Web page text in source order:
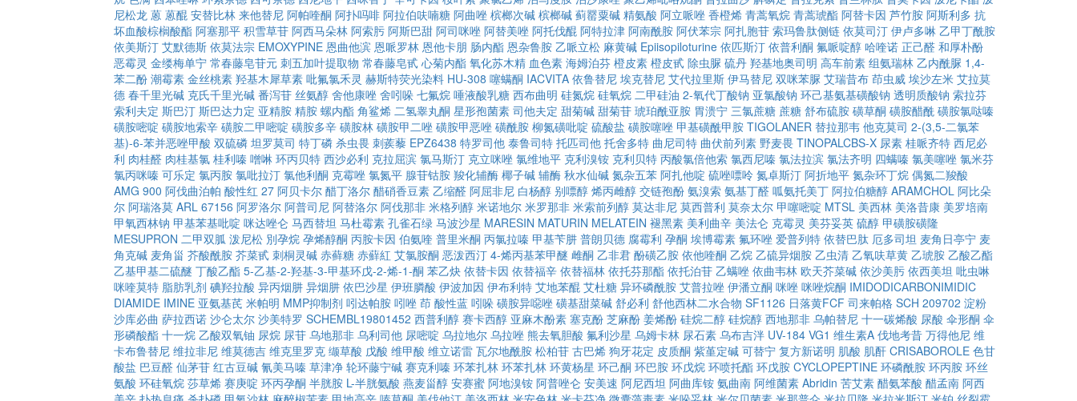
尼松龙 蒽 蒽醌 安替比林 来他替尼 阿帕喹酮 阿扑吗啡 阿拉伯呋喃糖 阿曲唑 槟榔次碱 槟榔碱 蓟罂粟碱 精氨酸 阿立哌唑 香橙烯 青蒿氧烷 青蒿琥酯 阿替卡因 芦竹胺 阿斯利多 抗
坏血酸棕榈酸酯 阿塞那平 积雪草苷 阿西马朵林 阿索肟 阿斯巴甜 阿司咪唑 阿替美唑 阿托伐醌 阿特拉津 阿南酰胺 阿伏苯宗 阿扎胞苷 索玛鲁肽侧链 依莫司汀 伊卢多啉 乙甲丁酰胺
依美斯汀 艾默德斯 依莫法宗 EMOXYPINE 恩曲他滨 恩哌罗林 恩他卡朋 肠内酯 恩杂鲁胺 乙哌立松 麻黄碱 Epiisopiloturine 依匹斯汀 依普利酮 氟哌啶醇 哈喹诺 正己醛 和厚朴酚
恶霉灵 金缕梅单宁 常春藤皂苷元 刺五加叶提取物 常春藤皂甙 心菊内酯 氧化苏木精 血色素 海姆泊芬 橙皮素 橙皮甙 除虫脲 硫丹 羟基地奥司明 高车前素 组氨瑞林 乙内酰脲 1,4-
苯二酚 潮霉素 金丝桃素 羟基木犀草素 吡氟氯禾灵 赫斯特荧光染料 HU-308 噻螨酮 IACVITA 依鲁替尼 埃克替尼 艾代拉里斯 伊马替尼 双咪苯脲 艾瑞昔布 茚虫威 埃沙左米 艾拉莫
德 春千里光碱 克氏千里光碱 番泻苷 丝氨醇 舍他康唑 舍吲哚 七氟烷 唾液酸乳糖 西布曲明 硅氮烷 硅氧烷 二甲硅油 2-氧代丁酸钠 亚氯酸钠 环己基氨基磺酸钠 透明质酸钠 索拉芬
索利夫定 斯巴汀 斯巴达力定 亚精胺 精胺 螺内酯 角鲨烯 二氢睾丸酮 星形孢菌素 司他夫定 甜菊碱 甜菊苷 琥珀酰亚胺 胃溃宁 三氯蔗糖 蔗糖 舒布硫胺 磺草酮 磺胺醋酰 磺胺氯哒嗪
磺胺嘧啶 磺胺地索辛 磺胺二甲嘧啶 磺胺多辛 磺胺林 磺胺甲二唑 磺胺甲恶唑 磺酰胺 柳氮磺吡啶 硫酸盐 磺胺噻唑 甲基磺酰甲胺 TIGOLANER 替拉那韦 他克莫司 2-(3,5-二氯苯
基)-6-苯并恶唑甲酸 双硫磷 坦罗莫司 特丁磷 杀虫畏 刺蒺藜 EPZ6438 特罗司他 泰鲁司特 托匹司他 托舍多特 曲尼司特 曲伏前列素 野麦畏 TINOPALCBS-X 尿素 桂哌齐特 西尼必
利 肉桂醛 肉桂基氯 桂利嗪 噌啉 环丙贝特 西沙必利 克拉屈滨 氯马斯汀 克立咪唑 氯维地平 克利溴铵 克利贝特 丙酸氯倍他索 氯西尼嗪 氯法拉滨 氯法齐明 四螨嗪 氯美噻唑 氯米芬
氯丙咪嗪 可乐定 氯丙胺 氯吡拉汀 氯他利酮 克霉唑 氯氮平 腺苷钴胺 羧化辅酶 椰子碱 辅酶 秋水仙碱 氮杂五苯 阿扎他啶 硫唑嘌呤 氮卓斯汀 阿折地平 氮杂环丁烷 偶氮二羧酸
AMG 900 阿伐曲泊帕 酸性红 27 阿贝卡尔 醋丁洛尔 醋硝香豆素 乙缩醛 阿屈非尼 白杨醇 别嘌醇 烯丙雌醇 交链孢酚 氨溴索 氨基丁醛 呱氨托美丁 阿拉伯糖醇 ARAMCHOL 阿比朵
尔 阿瑞洛莫 ARL 67156 阿罗洛尔 阿普司尼 阿替洛尔 阿伐那非 米格列醇 米诺地尔 米罗那非 米索前列醇 莫达非尼 莫西普利 莫奈太尔 甲噻嘧啶 MTSL 美西林 美洛昔康 美罗培南
甲氧西林钠 甲基苯基吡啶 咪达唑仑 马西替坦 马杜霉素 孔雀石绿 马波沙星 MARESIN MATURIN MELATEIN 褪黑素 美利曲辛 美法仑 克霉灵 美芬妥英 硫醇 甲磺胺磺隆
MESUPRON 二甲双胍 泼尼松 別孕烷 孕烯醇酮 丙胺卡因 伯氨喹 普里米酮 丙氯拉嗪 甲基苄肼 普朗贝德 腐霉利 孕酮 埃博霉素 氟环唑 爱普列特 依替巴肽 厄多司坦 麦角日亭宁 麦
角克碱 麦角甾 芥酸酰胺 芥菜甙 刺桐灵碱 赤藓糖 赤蘚紅 艾氯胺酮 恶泼西汀 4-烯丙基苯甲醚 雌酮 乙非君 酚磺乙胺 依他喹酮 乙烷 乙硫异烟胺 乙虫清 乙氧呋草黄 乙琥胺 乙酸乙酯
乙基甲基二硫醚 丁酸乙酯 5-乙基-2-羟基-3-甲基环戊-2-烯-1-酮 苯乙炔 依替卡因 依替福辛 依替福林 依托芬那酯 依托泊苷 乙螨唑 依曲韦林 欧天芥菜碱 依沙美肟 依西美坦 吡虫啉
咪喹莫特 脂肪乳剂 碘羟拉酸 异丙烟肼 异烟肼 依巴沙星 伊班膦酸 伊波加因 伊布利特 艾地苯醌 艾杜糖 异环磷酰胺 艾普拉唑 伊潘立酮 咪唑 咪唑烷酮 IMIDODICARBONIMIDIC
DIAMIDE IMINE 亚氨基芪 米帕明 MMP抑制剂 吲达帕胺 吲唑 茚 酸性蓝 吲哚 磺胺异噁唑 磺基甜菜碱 舒必利 舒他西林二水合物 SF1126 日落黄FCF 司来帕格 SCH 209702 淀粉
沙库必曲 萨拉西诺 沙仑太尔 沙美特罗 SCHEMBL19801452 西普利醇 赛卡西醇 亚麻木酚素 塞克酚 芝麻酚 姜烯酚 硅烷二醇 硅烷醇 西地那非 乌帕替尼 十一碳烯酸 尿酸 伞形酮 伞
形磷酸酯 十一烷 乙酸双氧铀 尿烷 尿苷 乌地那非 乌利司他 尿嘧啶 乌拉地尔 乌拉唑 熊去氧胆酸 氟利沙星 乌姆卡林 尿石素 乌布吉泮 UV-184 VG1 维生素A 伐地考昔 万得他尼 维
卡布鲁替尼 维拉非尼 维莫德吉 维克里罗克 缬草酸 戊酸 维甲酸 维立诺雷 瓦尔地酰胺 松柏苷 古巴烯 狗牙花定 皮质酮 紫堇定碱 可替宁 复方新诺明 肌酸 肌酐 CRISABOROLE 色甘
酸盐 巴豆醛 仙茅苷 红古豆碱 氰美马嗪 草津净 轮环藤宁碱 赛克利嗪 环苯扎林 环苯扎林 环黄杨星 环己酮 环巴胺 环戊烷 环喷托酯 环戊胺 CYCLOPEPTINE 环磷酰胺 环丙胺 环丝
氨酸 环硅氧烷 莎草烯 赛庚啶 环丙孕酮 半胱胺 L-半胱氨酸 燕麦甾醇 安赛蜜 阿地溴铵 阿普唑仑 安美速 阿尼西坦 阿曲库铵 氨曲南 阿维菌素 Abridin 苦艾素 醋氨苯酸 醋孟南 阿西